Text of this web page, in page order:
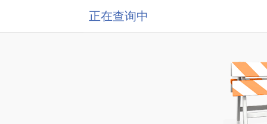
正在查询中